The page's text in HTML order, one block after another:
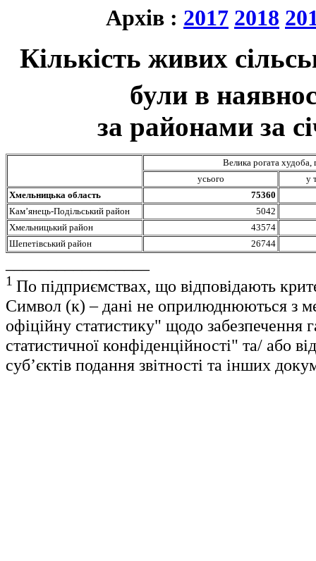
Архів : 2017 2018
Кількість живих
були в
за районами за
Велика рогата худоба,
усього
у
Хмельницька область
75360
Кам’янець-Подільський район
5042
Хмельницький район
43574
Шепетівський район
26744
1 По підприємствах, що відповідають
Символ (к) – дані не оприлюднюються з
офіційну статистику" щодо забезпечення
статистичної конфіденційності" та/ або
суб’єктів подання звітності та інших